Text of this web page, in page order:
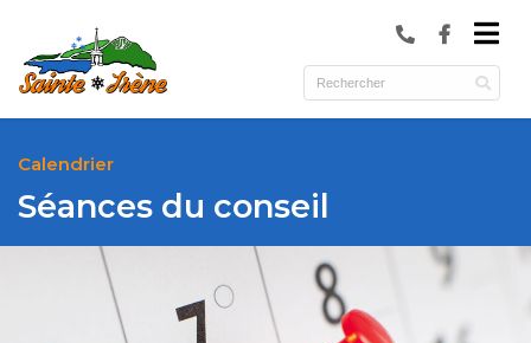
(Municipalité )
Calendrier
Séances du conseil